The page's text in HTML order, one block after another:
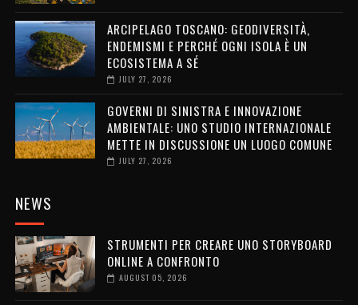
ARCIPELAGO TOSCANO: GEODIVERSITÀ,
ENDEMISMI E PERCHÉ OGNI ISOLA È UN
ECOSISTEMA A SÉ
JULY 27, 2026
GOVERNI DI SINISTRA E INNOVAZIONE
AMBIENTALE: UNO STUDIO INTERNAZIONALE
METTE IN DISCUSSIONE UN LUOGO COMUNE
JULY 27, 2026
NEWS
STRUMENTI PER CREARE UNO STORYBOARD
ONLINE A CONFRONTO
AUGUST 05, 2026